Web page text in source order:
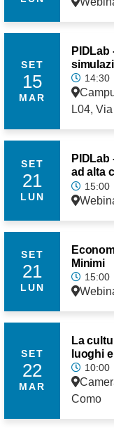
SET
15
MAR
PIDLab
14:30
L04,
SET
21
LUN
ad alta
15:00
SET
21
LUN
Minimi
15:00
SET
22
MAR
La
luoghi
10:00
Como